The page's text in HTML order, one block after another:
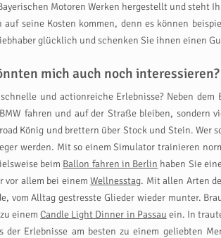
Motoren Werken hergestellt und steht
auf seine Kosten kommen, denn es können
glücklich und schenken Sie ihnen einen
mich auch noch interessieren?
und actionreiche Erlebnisse? Neben
fahren und auf der Straße bleiben, sondern
König und brettern über Stock und Stein.
werden. Mit so einem Simulator trainieren
beim Ballon fahren in Berlin haben Sie
vor allem bei einemWellnesstag. Mit allen Arten
vom Alltag gestresste Glieder wieder munter.
einemCandle Light Dinner in Passau ein. In
der Erlebnisse am besten zu einem geliebten